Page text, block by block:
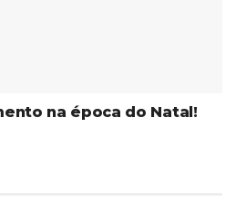
na época do Natal!